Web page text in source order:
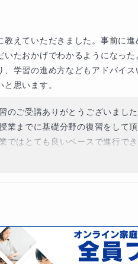
ながら応援しております。
て頂き、本当にありがとうござい
教えていただきました。事前に
いたおかげでわかるようになっ
、学習の進め方などもアドバイ
思います。
のご受講ありがとうございました
業までに基礎分野の復習をして
ではとても良いペースで進行で
！苦手分野にも関わらず、積極
ことありましたら、いつでもお